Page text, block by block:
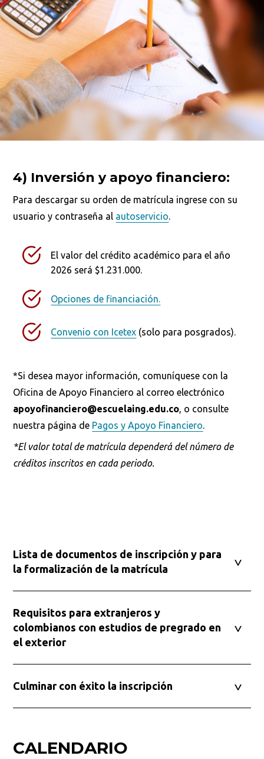
4) Inversión y apoyo financiero:
Para descargar su orden de matrícula ingrese con su
usuario y contraseña al autoservicio.
El valor del crédito académico para el año
2026 será $1.231.000.
Opciones de financiación.
Convenio con Icetex (solo para posgrados).
*Si desea mayor información, comuníquese con la
Oficina de Apoyo Financiero al correo electrónico
apoyofinanciero@escuelaing.edu.co, o consulte
nuestra página de Pagos y Apoyo Financiero.
*El valor total de matrícula dependerá del número de
créditos inscritos en cada periodo.
Lista de documentos de inscripción y para
la formalización de la matrícula
Requisitos para extranjeros y
colombianos con estudios de pregrado en
el exterior
Culminar con éxito la inscripción
CALENDARIO
Busca en la escuela
¿Qué buscas?
Ordenar por: *